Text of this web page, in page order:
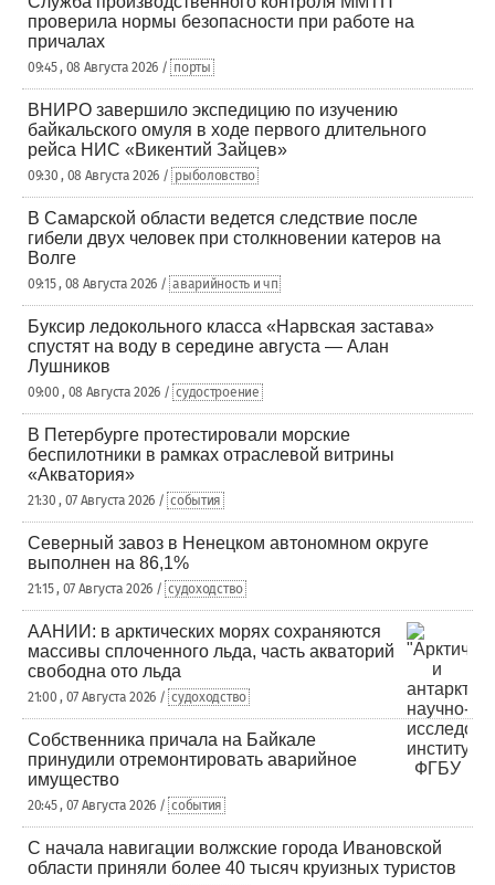
проверила нормы безопасности при работе на
причалах
09:45 , 08 Августа 2026 / порты
ВНИРО завершило экспедицию по изучению
байкальского омуля в ходе первого длительного
рейса НИС «Викентий Зайцев»
09:30 , 08 Августа 2026 / рыболовство
В Самарской области ведется следствие после
гибели двух человек при столкновении катеров на
Волге
09:15 , 08 Августа 2026 / аварийность и чп
Буксир ледокольного класса «Нарвская застава»
спустят на воду в середине августа — Алан
Лушников
09:00 , 08 Августа 2026 / судостроение
В Петербурге протестировали морские
беспилотники в рамках отраслевой витрины
«Акватория»
21:30 , 07 Августа 2026 / события
Северный завоз в Ненецком автономном округе
выполнен на 86,1%
21:15 , 07 Августа 2026 / судоходство
ААНИИ: в арктических морях сохраняются
массивы сплоченного льда, часть акваторий
свободна ото льда
21:00 , 07 Августа 2026 / судоходство
Собственника причала на Байкале
принудили отремонтировать аварийное
имущество
20:45 , 07 Августа 2026 / события
С начала навигации волжские города Ивановской
области приняли более 40 тысяч круизных туристов